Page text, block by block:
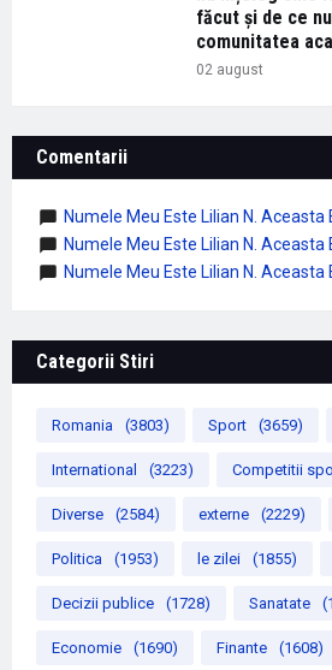
făcut și de ce
comunitatea
02 august
Comentarii
Numele Meu Este Lilian N. Aceasta
Numele Meu Este Lilian N. Aceasta
Numele Meu Este Lilian N. Aceasta
Categorii Stiri
Romania (3803) Sport (3659)
International (3223) Competitii
Diverse (2584) externe (2229)
Politica (1953) le zilei (1855)
Decizii publice (1728) Sanatate
Economie (1690) Finante (1608)